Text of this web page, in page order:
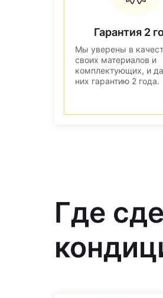
Гарантия 2
Мы уверены в
своих материалов и
комплектующих, и
них гарантию 2 года.
Где